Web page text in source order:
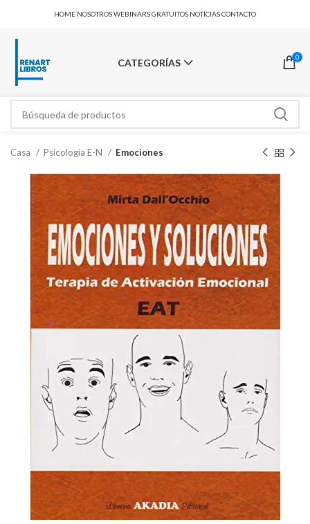
HOME NOSOTROSWEBINARS GRATUITOS NOTÍCIASCONTACTO
CATEGORÍAS 0
Casa Psicología E-N Emociones